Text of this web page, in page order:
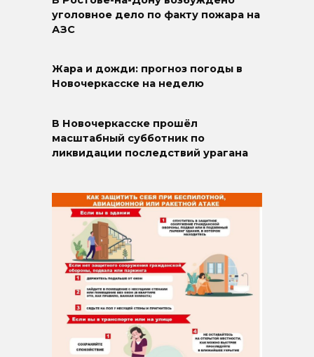
уголовное дело по факту пожара на
АЗС
Жара и дожди: прогноз погоды в
Новочеркасске на неделю
В Новочеркасске прошёл
масштабный субботник по
ликвидации последствий урагана